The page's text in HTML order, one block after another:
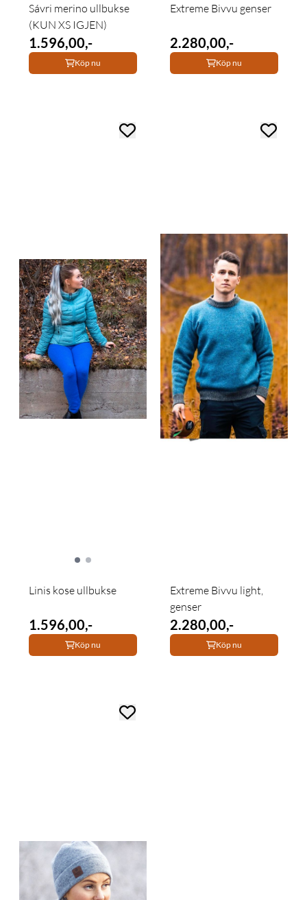
Sávri merino ullbukse
(KUN XS IGJEN)
1.596,00,-
Köp nu
Extreme Bivvu genser
2.280,00,-
Köp nu
Linis kose ullbukse
1.596,00,-
Köp nu
Extreme Bivvu light,
genser
2.280,00,-
Köp nu